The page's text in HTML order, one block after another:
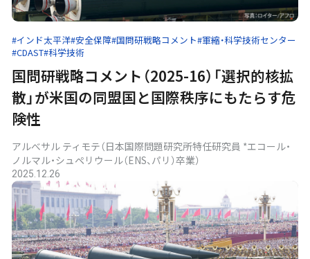
#インド太平洋#安全保障#国問研戦略コメント#軍縮・科学技術センター
#CDAST#科学技術
国問研戦略コメント（2025-16）「選択的核拡
散」が米国の同盟国と国際秩序にもたらす危
険性
アルべサル ティモテ（日本国際問題研究所特任研究員 *エコール・
ノルマル・シュペリウール（ENS、パリ）卒業）
2025.12.26